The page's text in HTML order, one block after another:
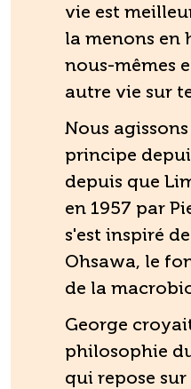
vie est
la menons en
nous-mêmes
autre vie sur
Nous
principe
depuis que
en 1957 par
s'est inspiré
Ohsawa, le
de la
George
philosophie
qui repose